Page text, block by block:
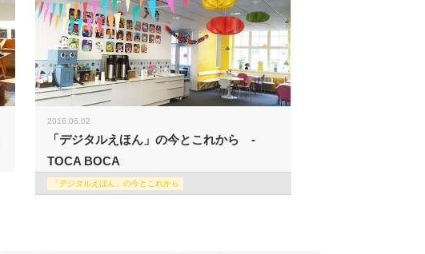
2016.06.02
「デジタルえほん」の今とこれから -
TOCA BOCA
「デジタルえほん」の今とこれから